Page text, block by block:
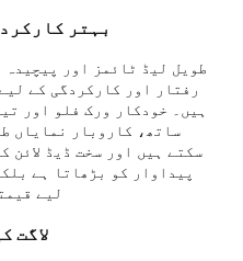
بہتر
طویل لیڈ ٹائمز اور
ہیں۔ خودکار ورک فلو اور
ساتھ، کاروبار نمایاں
سکتے ہیں اور سخت ڈیڈ لائن
پیداوار کو بڑھاتا ہے
لیے
لاگت